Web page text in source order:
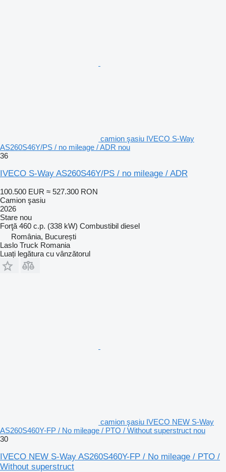
camion şasiu IVECO S-Way
AS260S46Y/PS / no mileage / ADR nou
36
IVECO S-Way AS260S46Y/PS / no mileage / ADR
100.500 EUR ≈ 527.300 RON
Camion şasiu
2026
Stare nou
Forţă 460 c.p. (338 kW) Combustibil diesel
România, București
Laslo Truck Romania
Luați legătura cu vânzătorul
camion şasiu IVECO NEW S-Way
AS260S460Y-FP / No mileage / PTO / Without superstruct nou
30
IVECO NEW S-Way AS260S460Y-FP / No mileage / PTO /
Without superstruct